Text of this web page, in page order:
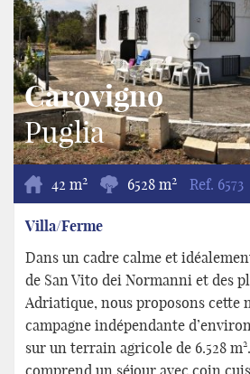
Carovigno
Puglia
42 m2 6528 m2 Ref. 6573
Villa/Ferme
Dans un cadre calme et
de San Vito dei Normanni et des
Adriatique, nous proposons cette
campagne indépendante
sur un terrain agricole de 6.528
comprend un séjour avec coin